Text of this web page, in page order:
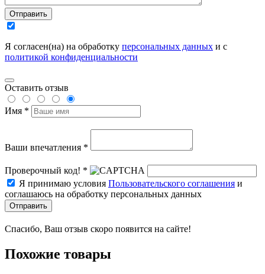
Отправить
Я согласен(на) на обработку персональных данных и с
политикой конфиденциальности
Оставить отзыв
Имя *
Ваши впечатления *
Проверочный код! *
Я принимаю условия Пользовательского соглашения и
соглашаюсь на обработку персональных данных
Отправить
Спасибо, Ваш отзыв скоро появится на сайте!
Похожие товары